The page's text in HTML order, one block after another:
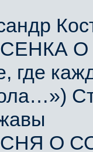
где
О